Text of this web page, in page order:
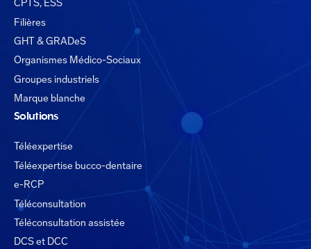
CPTS, ESS
Filières
GHT & GRADeS
Organismes Médico-Sociaux
Groupes industriels
Marque blanche
Solutions
Téléexpertise
Téléexpertise bucco-dentaire
e-RCP
Téléconsultation
Téléconsultation assistée
DCS et DCC